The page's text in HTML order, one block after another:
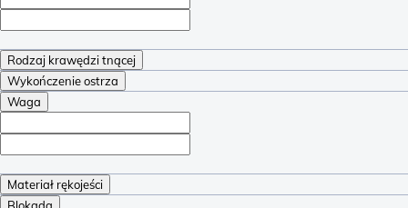
Rodzaj krawędzi tnącej
Wykończenie ostrza
Waga
Materiał rękojeści